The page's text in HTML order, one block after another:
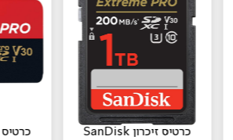
כרטיס זיכרון SanDisk